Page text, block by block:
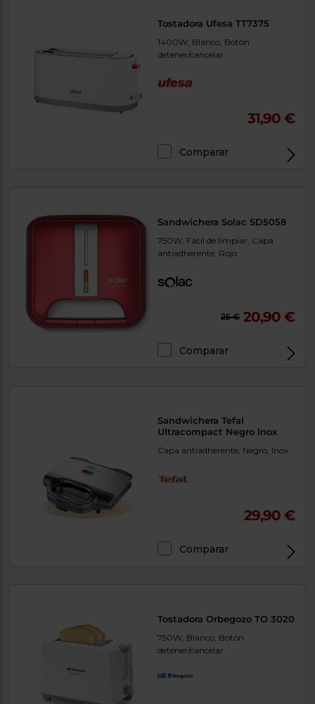
Tostadora Ufesa TT7375
1400W, Blanco, Botón
detener/cancelar
31,90 €
Comparar
Sandwichera Solac SD5058
750W, Fácil de limpiar, Capa
antiadherente, Rojo
25 € 20,90 €
Comparar
Sandwichera Tefal
Ultracompact Negro Inox
Capa antiadherente, Negro, Inox
29,90 €
Comparar
Tostadora Orbegozo TO 3020
750W, Blanco, Botón
detener/cancelar